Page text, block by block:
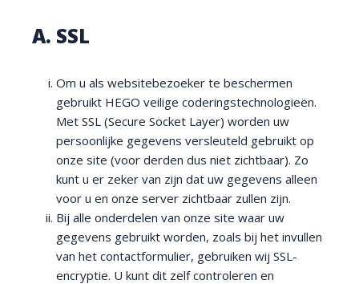
A. SSL
Om u als websitebezoeker te beschermen
gebruikt HEGO veilige coderingstechnologieën.
Met SSL (Secure Socket Layer) worden uw
persoonlijke gegevens versleuteld gebruikt op
onze site (voor derden dus niet zichtbaar). Zo
kunt u er zeker van zijn dat uw gegevens alleen
voor u en onze server zichtbaar zullen zijn.
Bij alle onderdelen van onze site waar uw
gegevens gebruikt worden, zoals bij het invullen
van het contactformulier, gebruiken wij SSL-
encryptie. U kunt dit zelf controleren en